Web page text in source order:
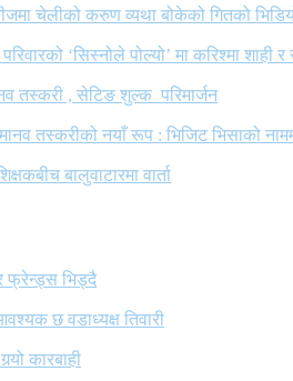
चेलीको करुण व्यथा बोकेको गितको
‘सिस्नोले पोल्यो’ मा करिश्मा
तस्करी , सेटिङ शुल्क परिमार्जन
तस्करीको नयाँ रूप : भिजिट भिसाको
बालुवाटारमा वार्ता
फ्रेन्ड्स भिड्दै
छ वडाध्यक्ष तिवारी
कारबाही